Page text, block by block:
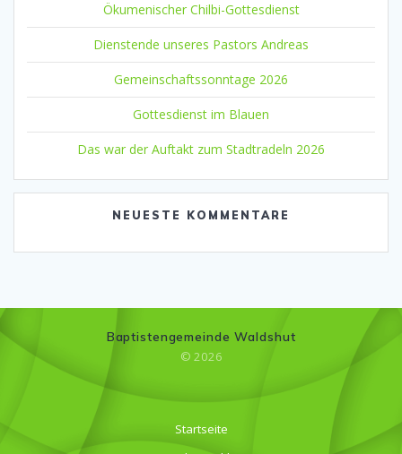
Ökumenischer Chilbi-Gottesdienst
Dienstende unseres Pastors Andreas
Gemeinschaftssonntage 2026
Gottesdienst im Blauen
Das war der Auftakt zum Stadtradeln 2026
NEUESTE KOMMENTARE
Baptistengemeinde Waldshut
© 2026
Startseite